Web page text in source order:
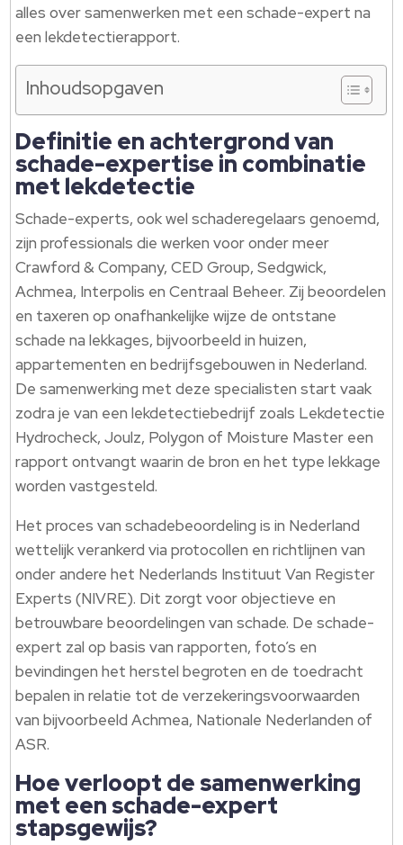
alles over samenwerken met een schade-expert na
een lekdetectierapport.
Inhoudsopgaven
Definitie en achtergrond van
schade-expertise in combinatie
met lekdetectie
Schade-experts, ook wel schaderegelaars genoemd,
zijn professionals die werken voor onder meer
Crawford & Company, CED Group, Sedgwick,
Achmea, Interpolis en Centraal Beheer. Zij beoordelen
en taxeren op onafhankelijke wijze de ontstane
schade na lekkages, bijvoorbeeld in huizen,
appartementen en bedrijfsgebouwen in Nederland.
De samenwerking met deze specialisten start vaak
zodra je van een lekdetectiebedrijf zoals Lekdetectie
Hydrocheck, Joulz, Polygon of Moisture Master een
rapport ontvangt waarin de bron en het type lekkage
worden vastgesteld.
Het proces van schadebeoordeling is in Nederland
wettelijk verankerd via protocollen en richtlijnen van
onder andere het Nederlands Instituut Van Register
Experts (NIVRE). Dit zorgt voor objectieve en
betrouwbare beoordelingen van schade. De schade-
expert zal op basis van rapporten, foto’s en
bevindingen het herstel begroten en de toedracht
bepalen in relatie tot de verzekeringsvoorwaarden
van bijvoorbeeld Achmea, Nationale Nederlanden of
ASR.
Hoe verloopt de samenwerking
met een schade-expert
stapsgewijs?